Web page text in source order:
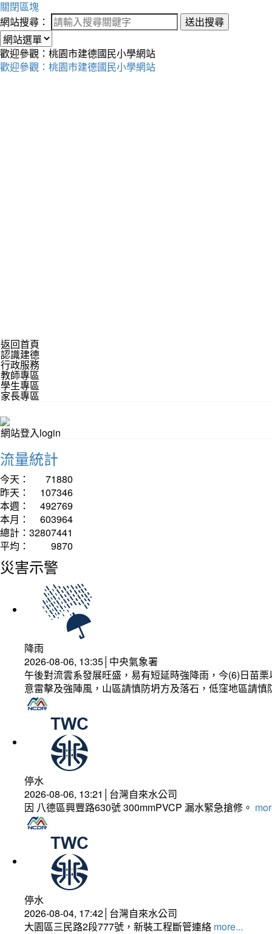
關閉區塊
網站搜尋：
送出搜尋
歡迎參觀：桃園市建德國民小學網站
歡迎參觀：桃園市建德國民小學網站
返回首頁
認識建德
行政服務
教師專區
學生專區
家長專區
網站登入login
流量統計
今天：
71880
昨天：
107346
本週：
492769
本月：
603964
總計： 32807441
平均：
9870
災害示警
降雨
2026-08-06, 13:35│中央氣象署
午後對流雲系發展旺盛，易有短延時強降雨，今(6)日苗
意雷擊及強陣風，山區請慎防坍方及落石，低窪地區請
停水
2026-08-06, 13:21│台灣自來水公司
因 八德區興豐路630號 300mmPVCP 漏水緊急搶修。
停水
2026-08-04, 17:42│台灣自來水公司
大園區三民路2段777號，新裝工程斷管連絡 more...